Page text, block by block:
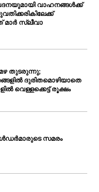
വാഹനങ്ങൾക്ക്
മാർ സ്ലീവാ
തുടരുന്നു;
ദുരിതമൊഴിയാതെ
വെള്ളക്കെട്ട് രൂക്ഷം
സമരം